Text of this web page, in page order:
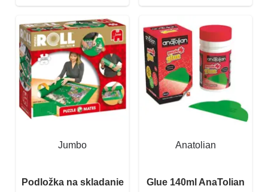
Jumbo
Podložka na skladanie
Anatolian
Glue 140ml AnaTolian